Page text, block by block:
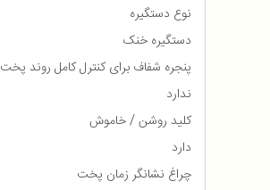
نوع دستگیره
دستگیره خنک
پنجره شفاف برای کنترل کامل روند پخت
ندارد
کلید روشن / خاموش
دارد
چراغ نشانگر زمان پخت